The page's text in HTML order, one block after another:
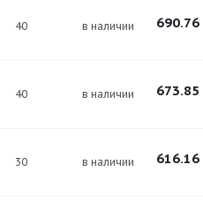
40 в наличии 690.76
40 в наличии 673.85
30 в наличии 616.16